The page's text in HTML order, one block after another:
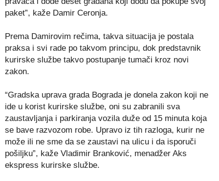
paket”, kaže Damir Ceronja.
Prema Damirovim rečima, takva situacija je postala
praksa i svi rade po takvom principu, dok predstavnik
kurirske službe takvo postupanje tumači kroz novi
zakon.
“Gradska uprava grada Bograda je donela zakon koji ne
ide u korist kurirske službe, oni su zabranili sva
zaustavljanja i parkiranja vozila duže od 15 minuta koja
se bave razvozom robe. Upravo iz tih razloga, kurir ne
može ili ne sme da se zaustavi na ulicu i da isporuči
pošiljku”, kaže Vladimir Branković, menadžer Aks
ekspress kurirske službe.